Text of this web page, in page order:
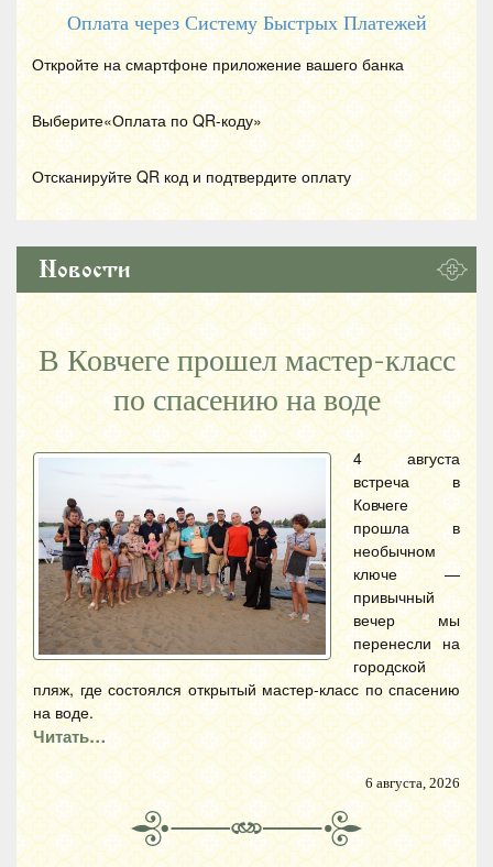
Оплата через Систему Быстрых Платежей
Откройте на смартфоне приложение вашего банка
Выберите«Оплата по QR-коду»
Отсканируйте QR код и подтвердите оплату
Новости
В Ковчеге прошел мастер-класс
по спасению на воде
4 августа
встреча в
Ковчеге
прошла в
необычном
ключе —
привычный
вечер мы
перенесли на
городской
пляж, где состоялся открытый мастер-класс по спасению
на воде.
Читать…
6 августа, 2026